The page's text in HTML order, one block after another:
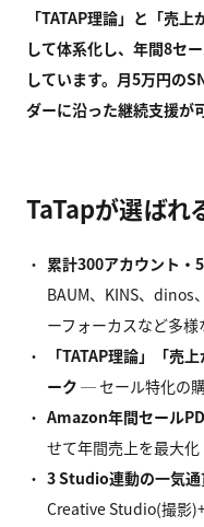
「TATAP理論」と「売上
して体系化し、年間8セ
しています。月5万円の
ダーに沿った継続支援が
TaTapが選ばれ
累計300アカウント・
BAUM、KINS、dinos
ーフォーカスなど多
「TATAP理論」「売
ーク ─ セール特化の
Amazon年間セール
せて年間売上を最大化
3 Studio連動の一気
Creative Studio(撮影